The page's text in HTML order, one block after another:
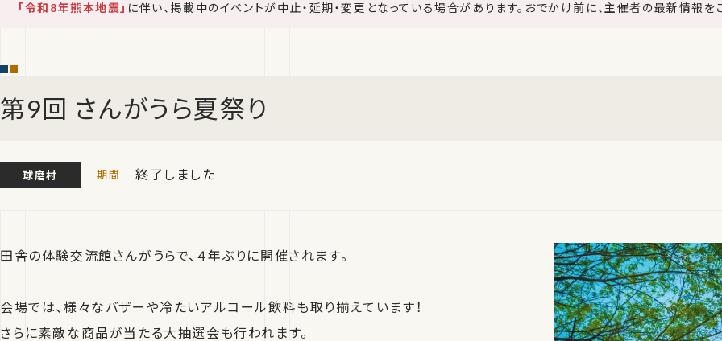
「令和8年熊本地震」 に伴い、掲載中のイベントが中止・延期・変更となっている場合があります。おでかけ前に、主催者の最新情報を
第9回 さんがうら夏祭り
球磨村 終了しました
田舎の体験交流館さんがうらで、４年ぶりに開催されます。
会場では、様々なバザーや冷たいアルコール飲料も取り揃えています！
さらに素敵な商品が当たる大抽選会も行われます。